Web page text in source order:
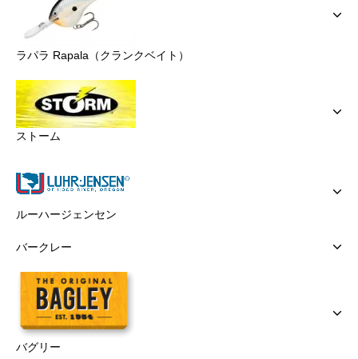
ラパラ Rapala（クランクベイト）
ストーム
ルーハージェンセン
バークレー
バグリー